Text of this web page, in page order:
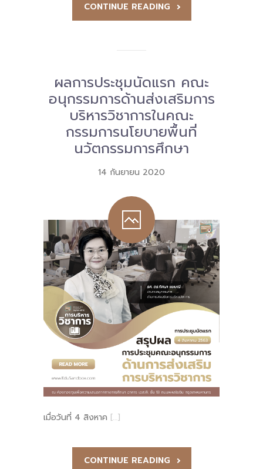
---- ปีการศึกษา 2567
เกี่ยวกับเรา
-- รู้จัก พื้นที่นวัตกรรมการศึกษา
-- คณะกรรมการนโยบายพื้นที่นวัตกรรมการศึกษา
-- คณะอนุกรรมการ 6 คณะ
ติดต่อเรา
CONTINUE READING
ผลการประชุมนัดแรก คณะ
อนุกรรมการด้านส่งเสริมการ
บริหารวิชาการในคณะ
กรรมการนโยบายพื้นที่
นวัตกรรมการศึกษา
14 กันยายน 2020
เมื่อวันที่ 4 สิงหาค […]
CONTINUE READING